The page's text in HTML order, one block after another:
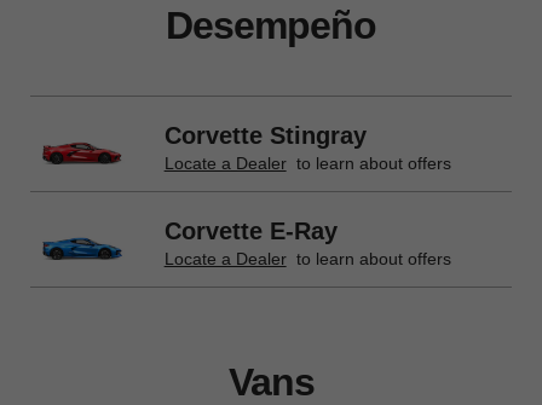
Desempeño
Corvette Stingray
Locate a Dealer to learn about offers
Corvette E-Ray
Locate a Dealer to learn about offers
Vans